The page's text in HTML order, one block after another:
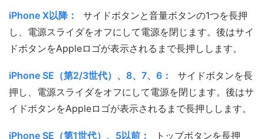
iPhone X以降：
サイドボタンと音量ボタンの1つを長押
し、電源スライダをオフにして電源を閉じます。後はサイ
ドボタンをAppleロゴが表示されるまで長押しします。
iPhone SE（第2/3世代）、8、7、6：
サイドボタンを長
押し、電源スライダをオフにして電源を閉じます。後はサ
イドボタンをAppleロゴが表示されるまで長押しします。
iPhone SE（第1世代）、5以前：
トップボタンを長押